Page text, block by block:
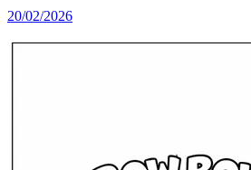
20/02/2026